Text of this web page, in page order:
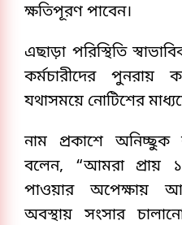
ক্ষতিপূরণ পাবেন।
এছাড়া পরিস্থিতি
কর্মচারীদের পুনরায়
যথাসময়ে নোটিশের
নাম প্রকাশে অনিচ্ছুক
বলেন, “আমরা প্রায়
পাওয়ার অপেক্ষায়
অবস্থায় সংসার